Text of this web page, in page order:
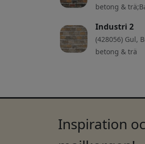
betong &
Industri 2
(428056) Gul,
betong & trä
Inspiration